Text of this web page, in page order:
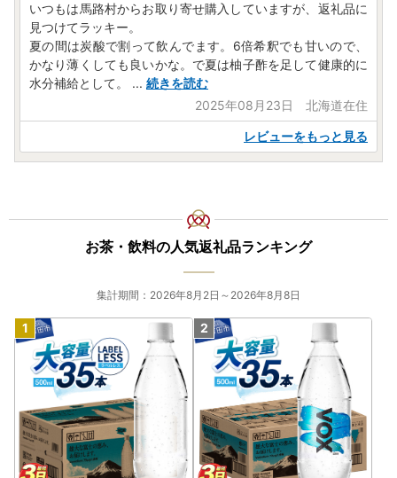
いつもは馬路村からお取り寄せ購入していますが、返礼品に
見つけてラッキー。
夏の間は炭酸で割って飲んでます。6倍希釈でも甘いので、
かなり薄くしても良いかな。で夏は柚子酢を足して健康的に
水分補給として。
... 続きを読む
2025年08月23日 北海道在住
レビューをもっと見る
お茶・飲料の人気返礼品ランキング
集計期間：2026年8月2日～2026年8月8日